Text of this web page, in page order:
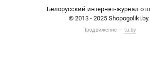
Белорусский интернет-журнал о
© 2013 - 2025 Shopogoliki.by.
Продвижение — tu.by